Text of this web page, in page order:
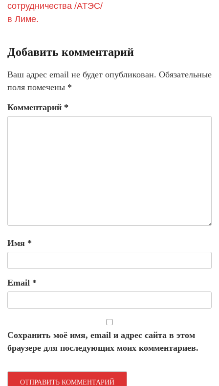
сотрудничества /АТЭС/
в Лиме.
Добавить комментарий
Ваш адрес email не будет опубликован. Обязательные
поля помечены *
Комментарий *
Имя *
Email *
Сохранить моё имя, email и адрес сайта в этом
браузере для последующих моих комментариев.